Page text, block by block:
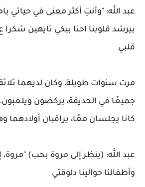
عبد الله: "وأنتِ أكثر معنى في حياتي
بيرشد قلوبنا احنا بيكي تايهين شكرا
قلبي
مرت سنوات طويلة، وكان لديهما
جميعًا في الحديقة، يركضون ويلعبون.
كانا يجلسان معًا، يراقبان أولادهما
عبد الله: (ينظر إلى مروة بحب)
وأطفالنا حوالينا دلوقتي